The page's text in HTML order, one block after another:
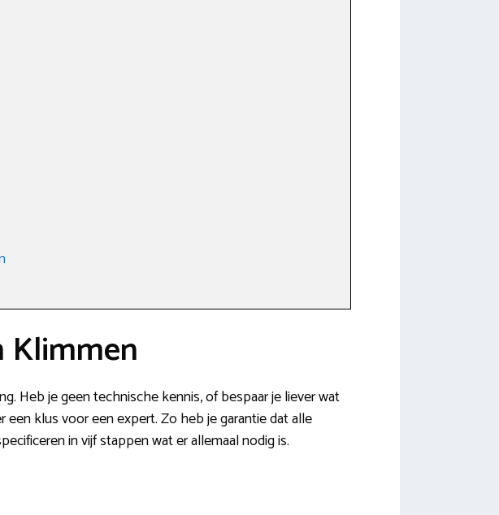
Klimmen
Heb je geen technische kennis, of bespaar je liever wat
een klus voor een expert. Zo heb je garantie dat alle
in vijf stappen wat er allemaal nodig is.